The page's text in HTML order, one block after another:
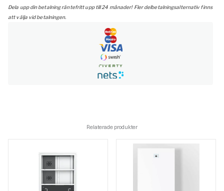
Dela upp din betalning räntefritt upp till 24 månader! Fler delbetalningsalternativ finns
att välja vid betalningen.
Relaterade produkter